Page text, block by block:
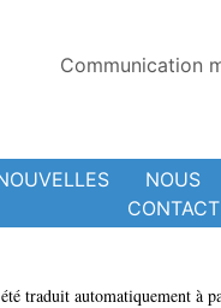
Communication
NOUS
traduit automatiquement